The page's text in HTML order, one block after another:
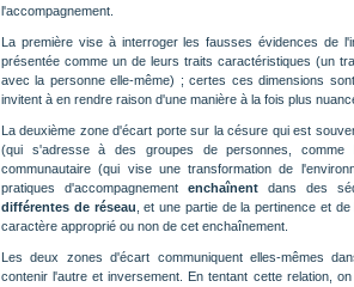
l'accompagnement.
La première vise à interroger les fausses évidences de
présentée comme un de leurs traits caractéristiques (un
avec la personne elle-même) ; certes ces dimensions
invitent à en rendre raison d'une manière à la fois plus
La deuxième zone d'écart porte sur la césure qui est
(qui s'adresse à des groupes de personnes, comme
communautaire (qui vise une transformation de
pratiques d'accompagnement enchaînent dans des
différentes de réseau , et une partie de la pertinence et
caractère approprié ou non de cet enchaînement.
Les deux zones d'écart communiquent elles-mêmes
contenir l'autre et inversement. En tentant cette relation,